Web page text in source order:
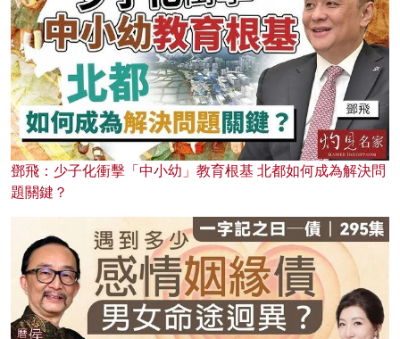
鄧飛：少子化衝擊「中小幼」教育根基 北都如何成為解決問
題關鍵？